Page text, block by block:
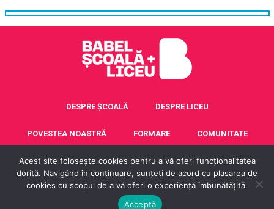
DESPRE ȘCOALĂ DESPRE LICEU
POVESTEA NOASTRĂ FORMARE COMUNITATE
ACREDITARE ERASMUS+ CONTACT
© 2016 - 2025 Școala Babel. Toate drepturile rezervate.
Acest site folosește cookies pentru a vă oferi funcționalitatea
dorită. Navigând în continuare, sunțeti de acord cu plasarea de
cookies cu scopul de a vă oferi o experiență îmbunătățită.
Acceptă